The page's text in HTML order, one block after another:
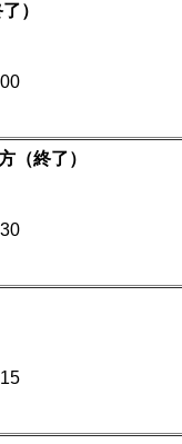
）
（終了）